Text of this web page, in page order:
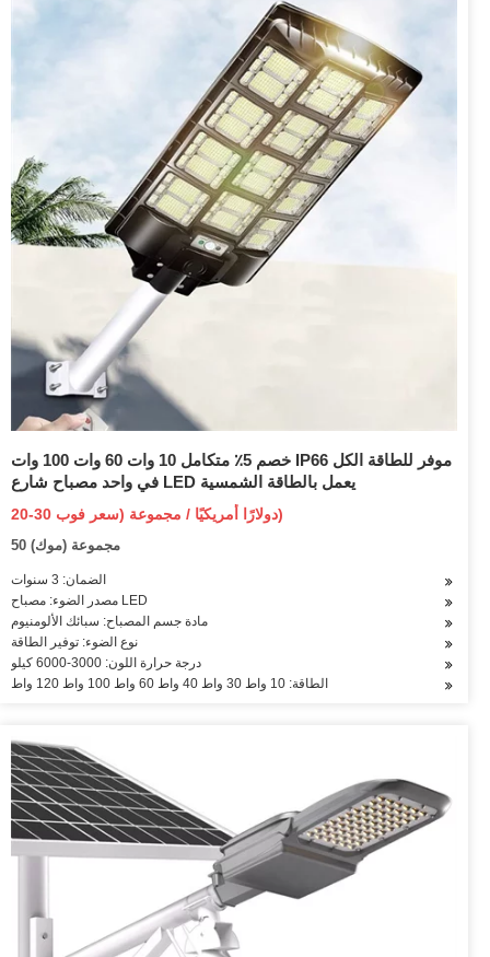
خصم 5٪ متكامل 10 وات 60 وات 100 وات IP66 موفر للطاقة الكل
في واحد مصباح شارع LED يعمل بالطاقة الشمسية
20-30 دولارًا أمريكيًا / مجموعة (سعر فوب)
50 مجموعة (موك)
الضمان: 3 سنوات
مصدر الضوء: مصباح LED
مادة جسم المصباح: سبائك الألومنيوم
نوع الضوء: توفير الطاقة
درجة حرارة اللون: 3000-6000 كيلو
الطاقة: 10 واط 30 واط 40 واط 60 واط 100 واط 120 واط